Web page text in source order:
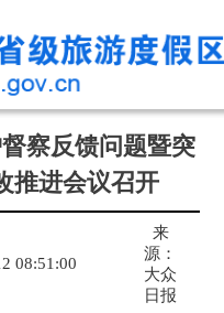
察反馈问题暨突
推进会议召开
08:51:00
来
源：
大众
日报